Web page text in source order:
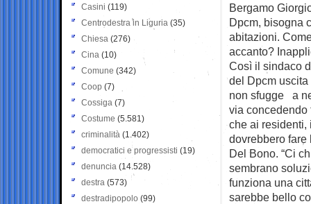
Bergamo
Dpcm, bisogna
abitazioni.
accanto?
Così il sindaco
del Dpcm
non sfugge a
via concedendo
che ai residenti,
dovrebbero fare
Del Bono. “Ci
sembrano
funziona una
sarebbe bello
Casini (119)
Centrodestra in Liguria (35)
Chiesa (276)
Cina (10)
Comune (342)
Coop (7)
Cossiga (7)
Costume (5.581)
criminalità (1.402)
democratici e progressisti (19)
denuncia (14.528)
destra (573)
destradipopolo (99)